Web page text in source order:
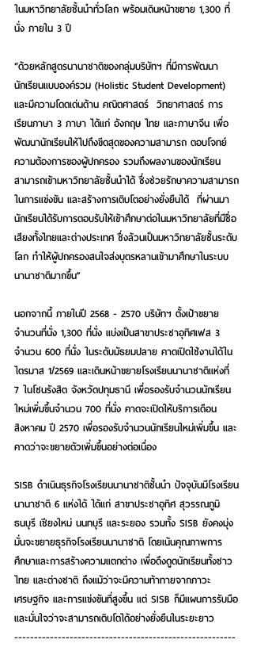
ในมหาวิทยาลัยชั้นนำทั่วโลก พร้อมเดินหน้าขยาย 1,300 ที่
นั่ง ภายใน 3 ปี
“ด้วยหลักสูตรนานาชาติของกลุ่มบริษัทฯ ที่มีการพัฒนา
นักเรียนแบบองค์รวม (Holistic Student Development)
และมีความโดดเด่นด้าน คณิตศาสตร์  วิทยาศาสตร์ การ
เรียนภาษา 3 ภาษา ได้แก่ อังกฤษ ไทย และภาษาจีน เพื่อ
พัฒนานักเรียนให้ไปถึงขีดสุดของความสามารถ ตอบโจทย์
ความต้องการของผู้ปกครอง รวมถึงผลงานของนักเรียน
สามารถเข้ามหาวิทยาลัยชั้นนำได้ ซึ่งช่วยรักษาความสามารถ
ในการแข่งขัน และสร้างการเติบโตอย่างยั่งยืนได้  ที่ผ่านมา
นักเรียนได้รับการตอบรับให้เข้าศึกษาต่อในมหาวิทยาลัยที่มีชื่อ
เสียงทั้งไทยและต่างประเทศ ซึ่งล้วนเป็นมหาวิทยาลัยชั้นระดับ
โลก ทำให้ผู้ปกครองสนใจส่งบุตรหลานเข้ามาศึกษาในระบบ
นานาชาติมากขึ้น”
นอกจากนี้ ภายในปี 2568 - 2570 บริษัทฯ ตั้งเป้าขยาย
จำนวนที่นั่ง 1,300 ที่นั่ง แบ่งเป็นสาขาประชาอุทิศเฟส 3
จำนวน 600 ที่นั่ง ในระดับมัธยมปลาย คาดเปิดใช้งานได้ใน
ไตรมาส 1/2569 และเดินหน้าขยายโรงเรียนนานาชาติแห่งที่
7 ในโซนรังสิต จังหวัดปทุมธานี เพื่อรองรับจำนวนนักเรียน
ใหม่เพิ่มขึ้นจำนวน 700 ที่นั่ง คาดจะเปิดให้บริการเดือน
สิงหาคม ปี 2570 เพื่อรองรับจำนวนนักเรียนใหม่เพิ่มขึ้น และ
คาดว่าจะขยายตัวเพิ่มขึ้นอย่างต่อเนื่อง
SISB ดำเนินธุรกิจโรงเรียนนานาชาติชั้นนำ ปัจจุบันมีโรงเรียน
นานาชาติ 6 แห่งได้ ได้แก่ สาขาประชาอุทิศ สุวรรณภูมิ
ธนบุรี เชียงใหม่ นนทบุรี และระยอง รวมทั้ง SISB ยังคงมุ่ง
มั่นจะขยายธุรกิจโรงเรียนนานาชาติ โดยเน้นคุณภาพการ
ศึกษาและการสร้างความแตกต่าง เพื่อดึงดูดนักเรียนทั้งชาว
ไทย และต่างชาติ ถึงแม้ว่าจะมีความท้าทายจากภาวะ
เศรษฐกิจ และการแข่งขันที่สูงขึ้น แต่ SISB ก็มีแผนการรับมือ
และมั่นใจว่าจะสามารถเติบโตได้อย่างยั่งยืนในระยะยาว
--------------------------------------------------------